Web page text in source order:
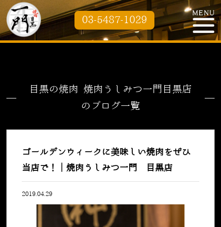
03-5487-1029
目黒の焼肉 焼肉うしみつ一門目黒店
のブログ一覧
ゴールデンウィークに美味しい焼肉をぜひ
当店で！｜焼肉うしみつ一門 目黒店
2019.04.29